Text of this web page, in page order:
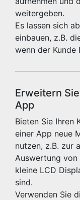
weitergeben.
Es lassen sich
einbauen, z.B.
wenn der
Erweitern
App
Bieten Sie Ihren
einer App neue
nutzen, z.B. zur
Auswertung von
kleine LCD
sind.
Verwenden Sie